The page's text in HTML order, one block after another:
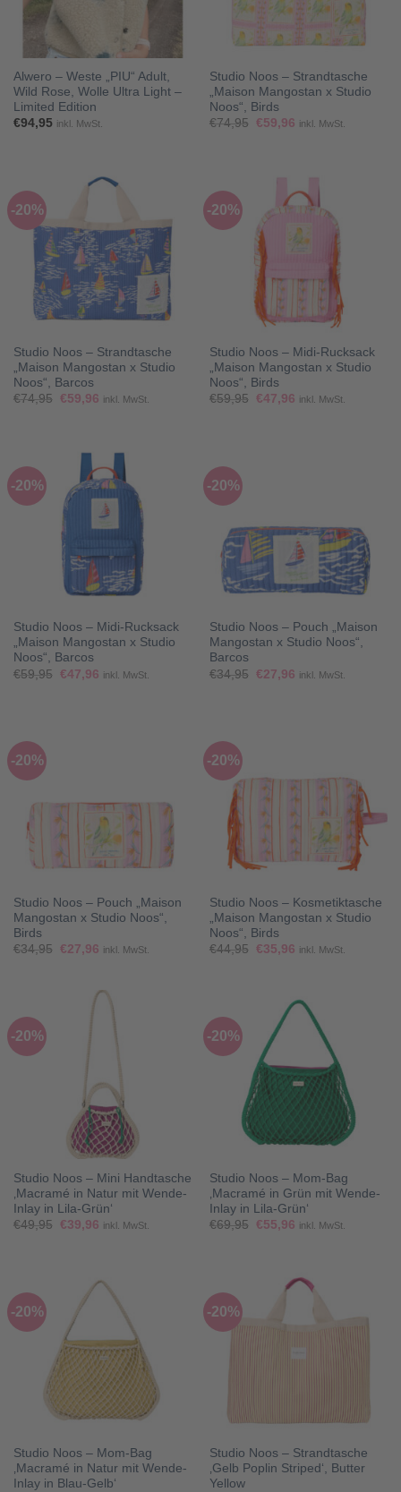
Alwero – Weste „PIU“ Adult,
Wild Rose, Wolle Ultra Light –
Limited Edition
€94,95 inkl. MwSt.
Studio Noos – Strandtasche
„Maison Mangostan x Studio
Noos“, Birds
€74,95 Ursprünglicher
€59,96Aktueller
inkl. MwSt.
-20%
Studio Noos – Strandtasche
„Maison Mangostan x Studio
Noos“, Barcos
€74,95 Ursprünglicher
€59,96Aktueller
inkl. MwSt.
-20%
Studio Noos – Midi-Rucksack
„Maison Mangostan x Studio
Noos“, Birds
€59,95 Ursprünglicher
€47,96Aktueller
inkl. MwSt.
-20%
Studio Noos – Midi-Rucksack
„Maison Mangostan x Studio
Noos“, Barcos
€59,95 Ursprünglicher
Preis
€47,96Aktueller
inkl. MwSt.
-20%
Studio Noos – Pouch „Maison
Mangostan x Studio Noos“,
Barcos
€34,95 Ursprünglicher
Preis
€27,96Aktueller
inkl. MwSt.
-20%
Studio Noos – Pouch „Maison
Mangostan x Studio Noos“,
Birds
€34,95 Ursprünglicher
€27,96Aktueller
inkl. MwSt.
-20%
Studio Noos – Kosmetiktasche
„Maison Mangostan x Studio
Noos“, Birds
€44,95 Ursprünglicher
€35,96Aktueller
inkl. MwSt.
-20%
Studio Noos – Mini Handtasche
‚Macramé in Natur mit Wende-
Inlay in Lila-Grün‘
€49,95 Ursprünglicher
€39,96Aktueller
inkl. MwSt.
-20%
Studio Noos – Mom-Bag
‚Macramé in Grün mit Wende-
Inlay in Lila-Grün‘
€69,95 Ursprünglicher
€55,96Aktueller
inkl. MwSt.
-20%
Studio Noos – Mom-Bag
‚Macramé in Natur mit Wende-
Inlay in Blau-Gelb‘
-20%
Studio Noos – Strandtasche
‚Gelb Poplin Striped‘, Butter
Yellow